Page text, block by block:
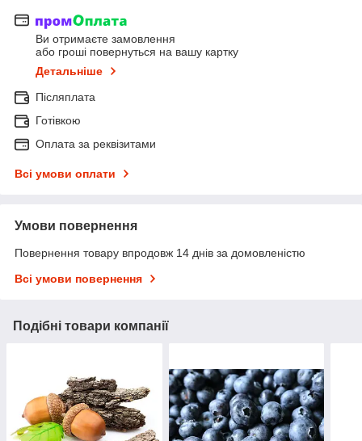
Ви отримаєте замовлення
або гроші повернуться на вашу картку
Детальніше
Післяплата
Готівкою
Оплата за реквізитами
Всі умови оплати
Умови повернення
Повернення товару впродовж 14 днів за домовленістю
Всі умови повернення
Подібні товари компанії